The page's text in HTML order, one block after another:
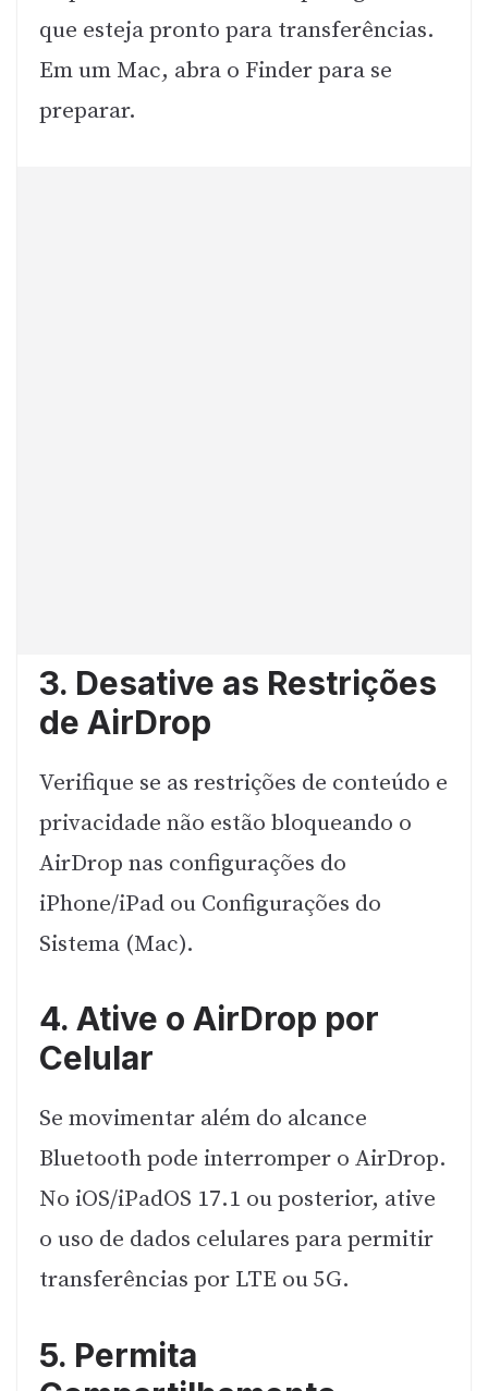
que esteja pronto para transferências.
Em um Mac, abra o Finder para se
preparar.
3. Desative as Restrições
de AirDrop
Verifique se as restrições de conteúdo e
privacidade não estão bloqueando o
AirDrop nas configurações do
iPhone/iPad ou Configurações do
Sistema (Mac).
4. Ative o AirDrop por
Celular
Se movimentar além do alcance
Bluetooth pode interromper o AirDrop.
No iOS/iPadOS 17.1 ou posterior, ative
o uso de dados celulares para permitir
transferências por LTE ou 5G.
5. Permita